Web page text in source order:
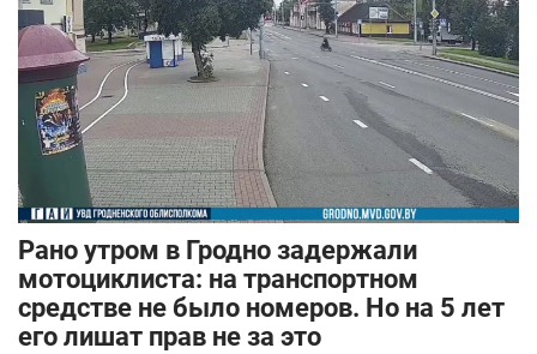
Рано утром в Гродно задержали
мотоциклиста: на транспортном
средстве не было номеров. Но на 5 лет
его лишат прав не за это